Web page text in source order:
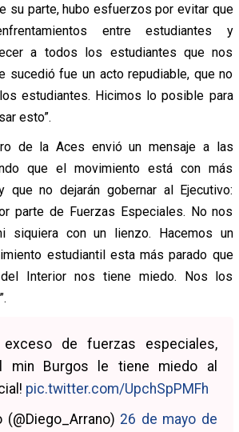
su parte, hubo esfuerzos por evitar que
entre estudiantes y
a todos los estudiantes que nos
sucedió fue un acto repudiable, que no
estudiantes. Hicimos lo posible para
esto”.
de la Aces envió un mensaje a las
que el movimiento está con más
que no dejarán gobernar al Ejecutivo:
parte de Fuerzas Especiales. No nos
siquiera con un lienzo. Hacemos un
estudiantil esta más parado que
Interior nos tiene miedo. Nos los
de fuerzas especiales,
min Burgos le tiene miedo al
pic.twitter.com/UpchSpPMFh
26 de mayo de